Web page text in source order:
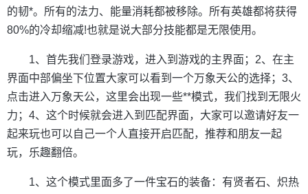
的韧*。所有的法力、能量消耗都被移除。所有英雄都将获得
80%的冷却缩减!也就是说大部分技能都是无限使用。
1、首先我们登录游戏，进入到游戏的主界面；2、在主
界面中部偏坐下位置大家可以看到一个万象天公的选择；3、
点击进入万象天公，这里会出现一些**模式，我们找到无限火
力；4、这个时候就会进入到匹配界面，大家可以邀请好友一
起来玩也可以自己一个人直接开启匹配，推荐和朋友一起
玩，乐趣翻倍。
1、这个模式里面多了一件宝石的装备：有贤者石、炽热